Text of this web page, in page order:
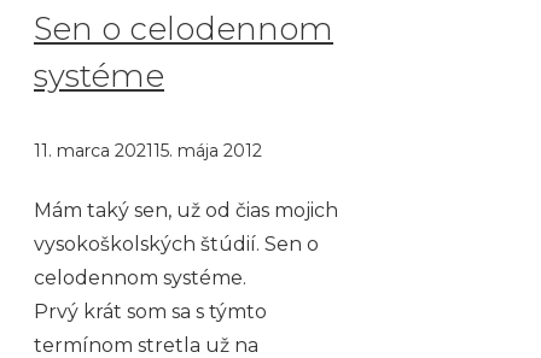
Sen o celodennom
systéme
11. marca 202115. mája 2012
Mám taký sen, už od čias mojich
vysokoškolských štúdií. Sen o
celodennom systéme.
Prvý krát som sa s týmto
termínom stretla už na